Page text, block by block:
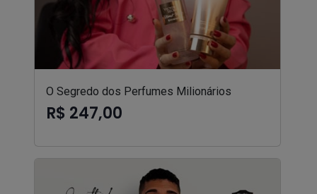
O Segredo dos Perfumes Milionários
R$ 247,00